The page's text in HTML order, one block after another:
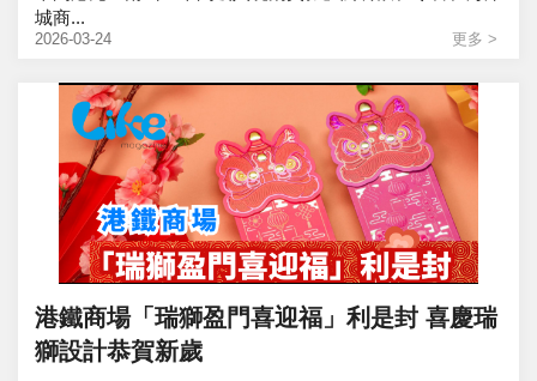
城商...
2026-03-24 更多 >
港鐵商場「瑞獅盈門喜迎福」利是封 喜慶瑞
獅設計恭賀新歲